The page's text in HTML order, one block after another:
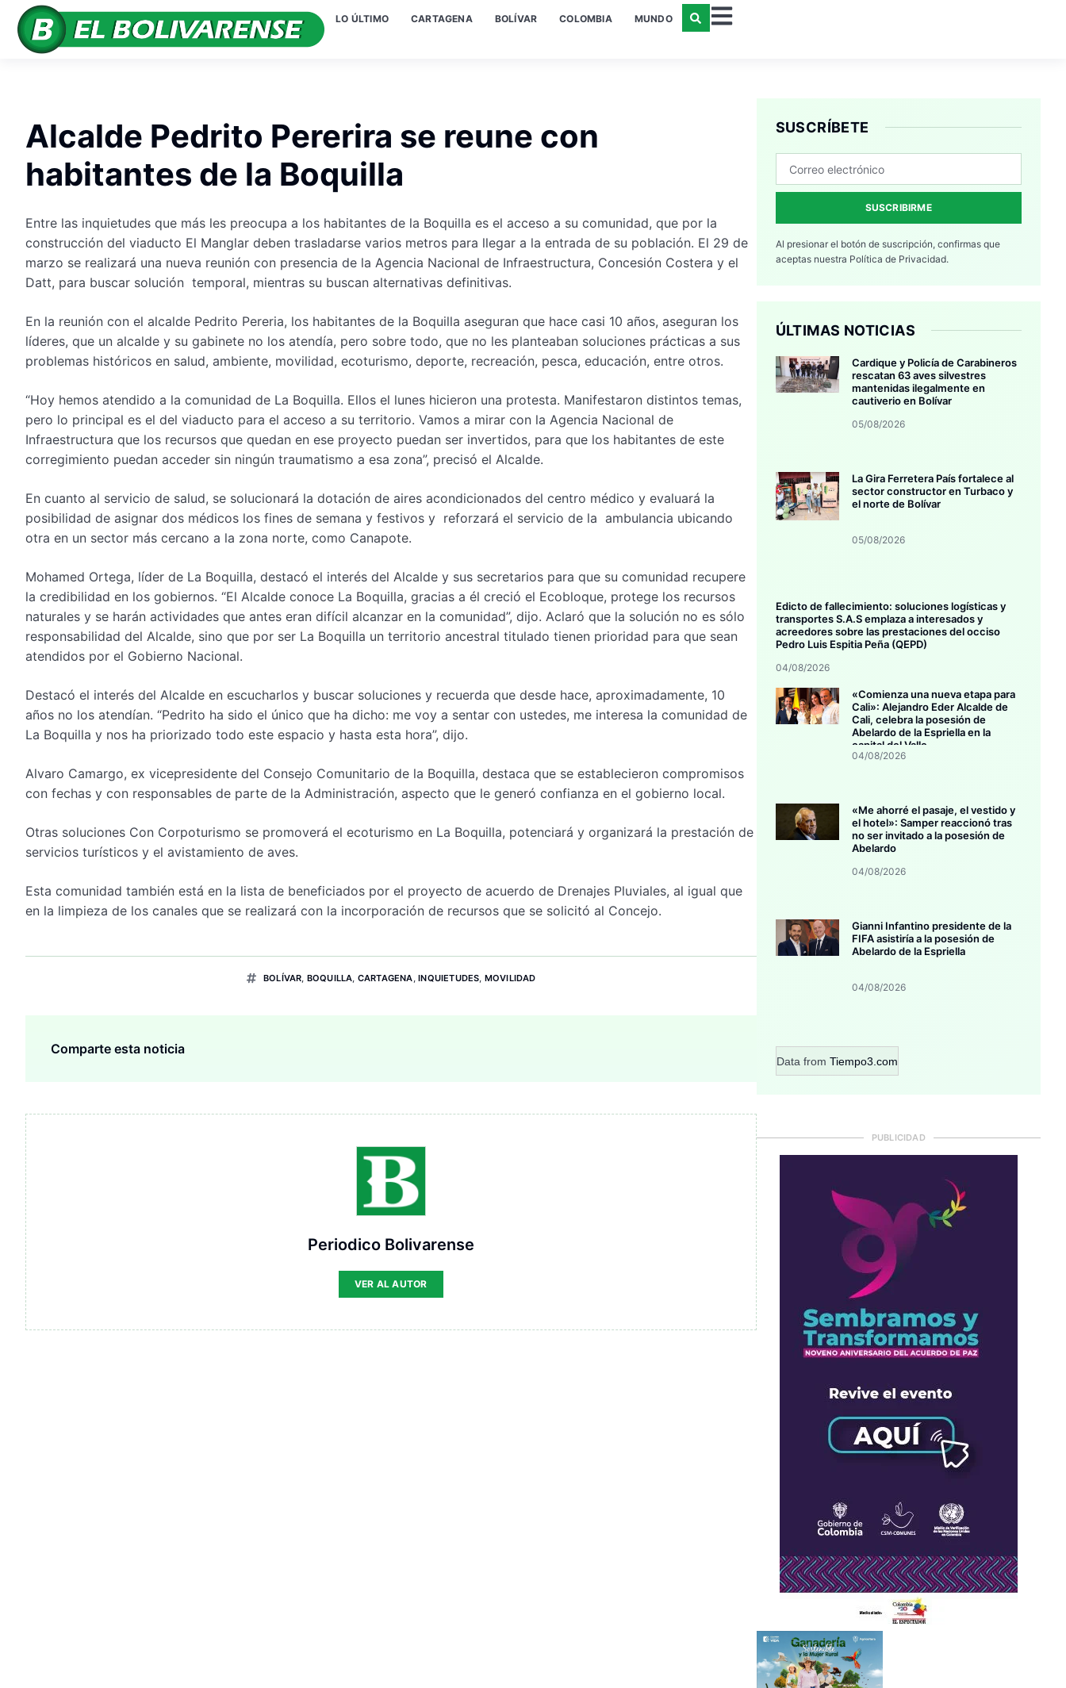
LO ÚLTIMO CARTAGENA BOLÍVAR COLOMBIA MUNDO
Alcalde Pedrito Pererira se reune con
habitantes de la Boquilla
Entre las inquietudes que más les preocupa a los habitantes de la Boquilla es el acceso a su comunidad, que por la
construcción del viaducto El Manglar deben trasladarse varios metros para llegar a la entrada de su población. El 29 de
marzo se realizará una nueva reunión con presencia de la Agencia Nacional de Infraestructura, Concesión Costera y el
Datt, para buscar solución temporal, mientras su buscan alternativas definitivas.
En la reunión con el alcalde Pedrito Pereria, los habitantes de la Boquilla aseguran que hace casi 10 años, aseguran los
líderes, que un alcalde y su gabinete no los atendía, pero sobre todo, que no les planteaban soluciones prácticas a sus
problemas históricos en salud, ambiente, movilidad, ecoturismo, deporte, recreación, pesca, educación, entre otros.
“Hoy hemos atendido a la comunidad de La Boquilla. Ellos el lunes hicieron una protesta. Manifestaron distintos temas,
pero lo principal es el del viaducto para el acceso a su territorio. Vamos a mirar con la Agencia Nacional de
Infraestructura que los recursos que quedan en ese proyecto puedan ser invertidos, para que los habitantes de este
corregimiento puedan acceder sin ningún traumatismo a esa zona”, precisó el Alcalde.
En cuanto al servicio de salud, se solucionará la dotación de aires acondicionados del centro médico y evaluará la
posibilidad de asignar dos médicos los fines de semana y festivos y reforzará el servicio de la ambulancia ubicando
otra en un sector más cercano a la zona norte, como Canapote.
Mohamed Ortega, líder de La Boquilla, destacó el interés del Alcalde y sus secretarios para que su comunidad recupere
la credibilidad en los gobiernos. “El Alcalde conoce La Boquilla, gracias a él creció el Ecobloque, protege los recursos
naturales y se harán actividades que antes eran difícil alcanzar en la comunidad”, dijo. Aclaró que la solución no es sólo
responsabilidad del Alcalde, sino que por ser La Boquilla un territorio ancestral titulado tienen prioridad para que sean
atendidos por el Gobierno Nacional.
Destacó el interés del Alcalde en escucharlos y buscar soluciones y recuerda que desde hace, aproximadamente, 10
años no los atendían. “Pedrito ha sido el único que ha dicho: me voy a sentar con ustedes, me interesa la comunidad de
La Boquilla y nos ha priorizado todo este espacio y hasta esta hora”, dijo.
Alvaro Camargo, ex vicepresidente del Consejo Comunitario de la Boquilla, destaca que se establecieron compromisos
con fechas y con responsables de parte de la Administración, aspecto que le generó confianza en el gobierno local.
Otras soluciones Con Corpoturismo se promoverá el ecoturismo en La Boquilla, potenciará y organizará la prestación de
servicios turísticos y el avistamiento de aves.
Esta comunidad también está en la lista de beneficiados por el proyecto de acuerdo de Drenajes Pluviales, al igual que
en la limpieza de los canales que se realizará con la incorporación de recursos que se solicitó al Concejo.
BOLÍVAR, BOQUILLA, CARTAGENA,INQUIETUDES, MOVILIDAD
Comparte esta noticia
Periodico Bolivarense
VER AL AUTOR
SUSCRÍBETE
SUSCRIBIRME
Al presionar el botón de suscripción, confirmas que
aceptas nuestra Política de Privacidad.
ÚLTIMAS NOTICIAS
Cardique y Policía de Carabineros
rescatan 63 aves silvestres
mantenidas ilegalmente en
cautiverio en Bolívar
05/08/2026
La Gira Ferretera País fortalece al
sector constructor en Turbaco y
el norte de Bolívar
05/08/2026
Edicto de fallecimiento: soluciones logísticas y
transportes S.A.S emplaza a interesados y
acreedores sobre las prestaciones del occiso
Pedro Luis Espitia Peña (QEPD)
04/08/2026
«Comienza una nueva etapa para
Cali»: Alejandro Eder Alcalde de
Cali, celebra la posesión de
Abelardo de la Espriella en la
capital del Valle
04/08/2026
«Me ahorré el pasaje, el vestido y
el hotel»: Samper reaccionó tras
no ser invitado a la posesión de
Abelardo
04/08/2026
Gianni Infantino presidente de la
FIFA asistiría a la posesión de
Abelardo de la Espriella
04/08/2026
Data from Tiempo3.com
PUBLICIDAD